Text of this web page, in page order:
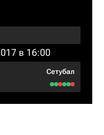
в 16:00
Сетубал